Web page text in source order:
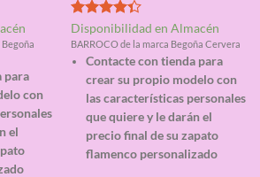
para
con
el
Valorado
con4.33
de 5
Disponibilidad en Almacén
BARROCO de la marca Begoña Cervera
Contacte con tienda para
crear su propio modelo con
las características personales
que quiere y le darán el
precio final de su zapato
flamenco personalizado